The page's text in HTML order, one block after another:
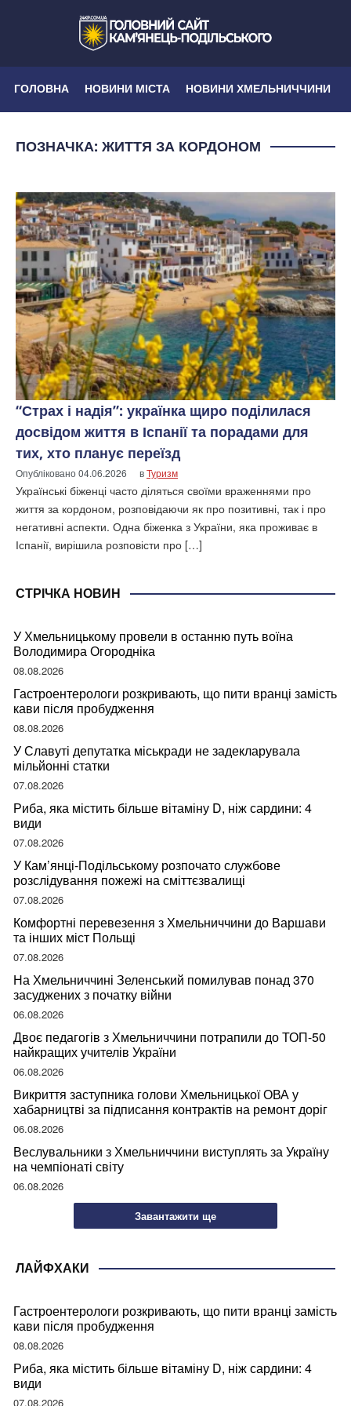
ГОЛОВНА НОВИНИ МІСТА НОВИНИ ХМЕЛЬНИЧЧИНИ
ПОЗНАЧКА: ЖИТТЯ ЗА КОРДОНОМ
“Страх і надія”: українка щиро поділилася
досвідом життя в Іспанії та порадами для
тих, хто планує переїзд
Опубліковано04.06.2026 вТуризм
Українські біженці часто діляться своїми враженнями про
життя за кордоном, розповідаючи як про позитивні, так і про
негативні аспекти. Одна біженка з України, яка проживає в
Іспанії, вирішила розповісти про […]
СТРІЧКА НОВИН
У Хмельницькому провели в останню путь воїна
Володимира Огородніка
08.08.2026
Гастроентерологи розкривають, що пити вранці замість
кави після пробудження
08.08.2026
У Славуті депутатка міськради не задекларувала
мільйонні статки
07.08.2026
Риба, яка містить більше вітаміну D, ніж сардини: 4
види
07.08.2026
У Кам’янці-Подільському розпочато службове
розслідування пожежі на сміттєзвалищі
07.08.2026
Комфортні перевезення з Хмельниччини до Варшави
та інших міст Польщі
07.08.2026
На Хмельниччині Зеленський помилував понад 370
засуджених з початку війни
06.08.2026
Двоє педагогів з Хмельниччини потрапили до ТОП-50
найкращих учителів України
06.08.2026
Викриття заступника голови Хмельницької ОВА у
хабарництві за підписання контрактів на ремонт доріг
06.08.2026
Веслувальники з Хмельниччини виступлять за Україну
на чемпіонаті світу
06.08.2026
Завантажити ще
ЛАЙФХАКИ
Гастроентерологи розкривають, що пити вранці замість
кави після пробудження
08.08.2026
Риба, яка містить більше вітаміну D, ніж сардини: 4
види
07.08.2026